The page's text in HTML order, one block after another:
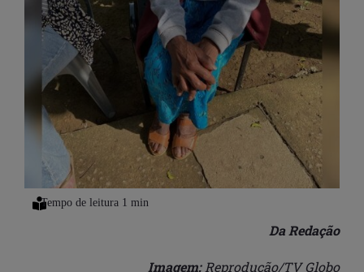
Da Redação
Imagem:Reprodução/TV Globo